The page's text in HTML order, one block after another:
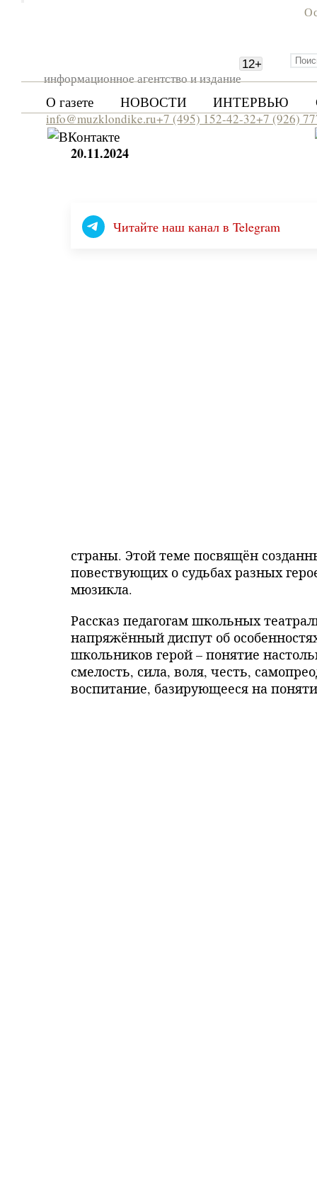
информационное агентство и издание
12+
О газете НОВОСТИ ИНТЕРВЬЮ
info@muzklondike.ru+7 (495) 152-42-32+7 (926)
20.11.2024
Читайте наш канал в Telegram
страны. Этой теме посвящён
повествующих о судьбах разных
мюзикла.
Рассказ педагогам школьных
напряжённый диспут об
школьников герой – понятие
смелость, сила, воля, честь,
воспитание, базирующееся на